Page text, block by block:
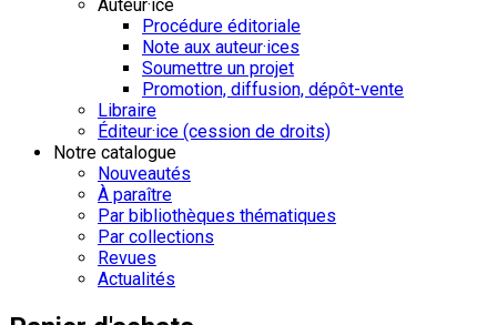
Auteur·ice
Procédure éditoriale
Note aux auteur·ices
Soumettre un projet
Promotion, diffusion, dépôt-vente
Libraire
Éditeur·ice (cession de droits)
Notre catalogue
Nouveautés
À paraître
Par bibliothèques thématiques
Par collections
Revues
Actualités